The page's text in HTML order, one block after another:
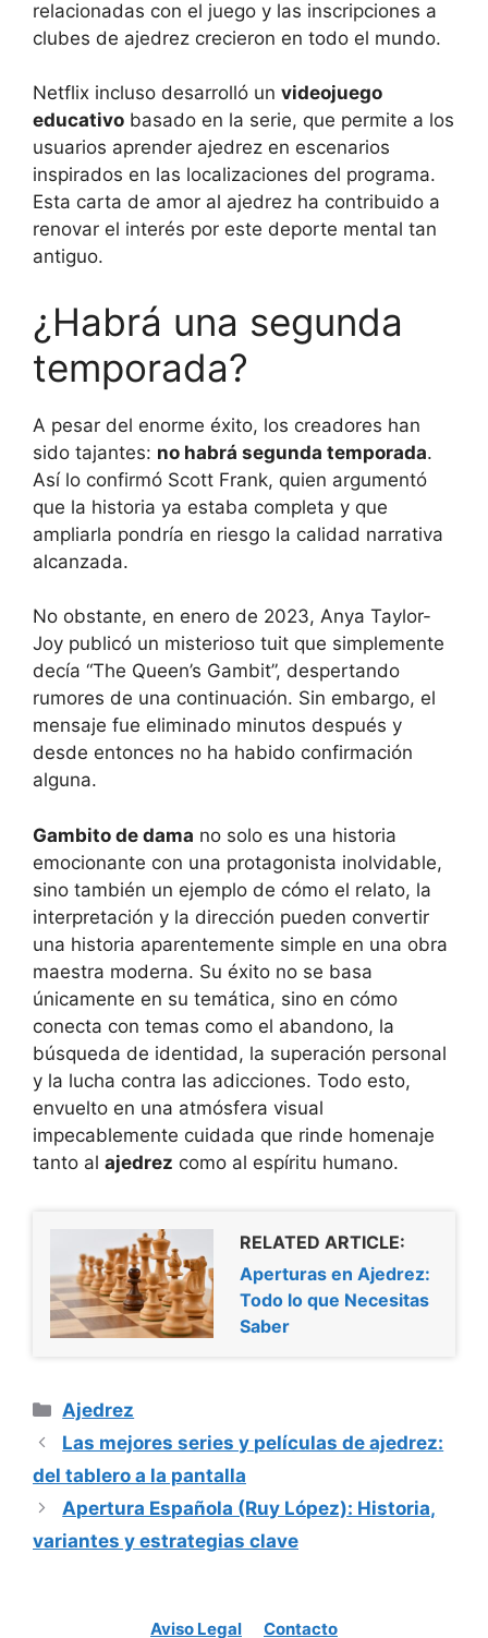
relacionadas con el juego y las inscripciones a
clubes de ajedrez crecieron en todo el mundo.
Netflix incluso desarrolló un videojuego
educativo basado en la serie, que permite a los
usuarios aprender ajedrez en escenarios
inspirados en las localizaciones del programa.
Esta carta de amor al ajedrez ha contribuido a
renovar el interés por este deporte mental tan
antiguo.
¿Habrá una segunda
temporada?
A pesar del enorme éxito, los creadores han
sido tajantes: no habrá segunda temporada.
Así lo confirmó Scott Frank, quien argumentó
que la historia ya estaba completa y que
ampliarla pondría en riesgo la calidad narrativa
alcanzada.
No obstante, en enero de 2023, Anya Taylor-
Joy publicó un misterioso tuit que simplemente
decía “The Queen’s Gambit”, despertando
rumores de una continuación. Sin embargo, el
mensaje fue eliminado minutos después y
desde entonces no ha habido confirmación
alguna.
Gambito de dama no solo es una historia
emocionante con una protagonista inolvidable,
sino también un ejemplo de cómo el relato, la
interpretación y la dirección pueden convertir
una historia aparentemente simple en una obra
maestra moderna. Su éxito no se basa
únicamente en su temática, sino en cómo
conecta con temas como el abandono, la
búsqueda de identidad, la superación personal
y la lucha contra las adicciones. Todo esto,
envuelto en una atmósfera visual
impecablemente cuidada que rinde homenaje
tanto al ajedrez como al espíritu humano.
RELATED ARTICLE:
Aperturas en Ajedrez:
Todo lo que Necesitas
Saber
Categorías
Ajedrez
Las mejores series y películas de ajedrez:
del tablero a la pantalla
Apertura Española (Ruy López): Historia,
variantes y estrategias clave
Aviso Legal Contacto